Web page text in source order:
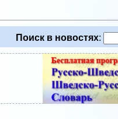
Поиск в новостях: